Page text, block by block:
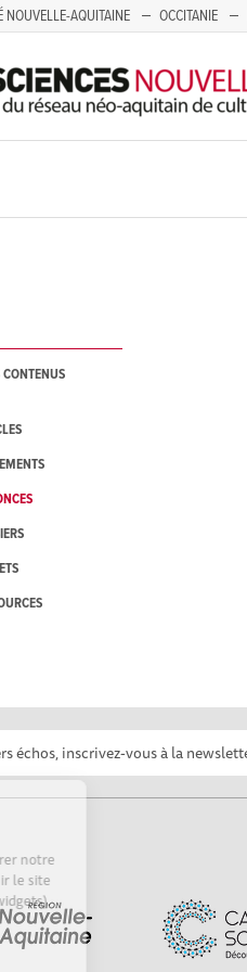
pour mesurer notre
pour enrichir le site
et widgets).
NOUVELLE-AQUITAINE OCCITANIE